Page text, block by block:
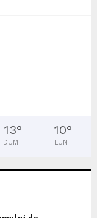
13°
DUM
10°
LUN